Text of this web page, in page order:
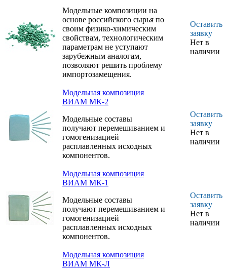
Изготовление
выплавляемых
моделей в цехах
точного литья
авиационной
промышленности и
машиностроения.
композиции нового
улучшенными
технологическими
характеристиками
применяются для
изготовления
выплавляемых
других деталей
ГТД сложной
конфигурации.
Модельные композиции на
основе российского сырья по
своим физико-химическим
свойствам, технологическим
параметрам не уступают
зарубежным аналогам,
позволяют решить проблему
импортозамещения.
Оставить
заявку
Нет в
наличии
Модельная композиция
ВИАМ МК-2
Модельные составы
получают перемешиванием и
гомогенизацией
расплавленных исходных
компонентов.
Оставить
заявку
Нет в
наличии
Модельная композиция
ВИАМ МК-1
Модельные составы
получают перемешиванием и
гомогенизацией
расплавленных исходных
компонентов.
Оставить
заявку
Нет в
наличии
Модельная композиция
ВИАМ МК-Л